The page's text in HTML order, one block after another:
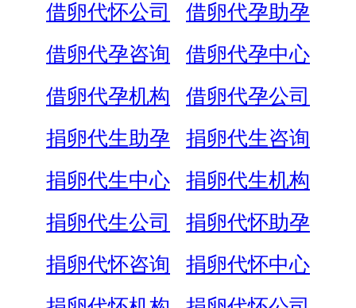
借卵代怀公司
借卵代孕助孕
借卵代孕咨询
借卵代孕中心
借卵代孕机构
借卵代孕公司
捐卵代生助孕
捐卵代生咨询
捐卵代生中心
捐卵代生机构
捐卵代生公司
捐卵代怀助孕
捐卵代怀咨询
捐卵代怀中心